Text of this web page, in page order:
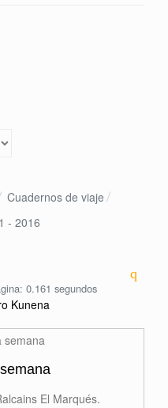
Cuadernos de viaje
- 2016
0.161 segundos
Kunena
El Marqués.